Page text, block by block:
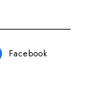
Facebook